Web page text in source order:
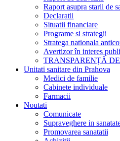
Raport asupra starii de
Declaratii
Situatii financiare
Programe si strategii
Stratega nationala
Avertizor în interes
TRANSPARENȚĂ
Unitati sanitare din Prahova
Medici de familie
Cabinete individuale
Farmacii
Noutati
Comunicate
Supraveghere in
Promovarea sanatatii